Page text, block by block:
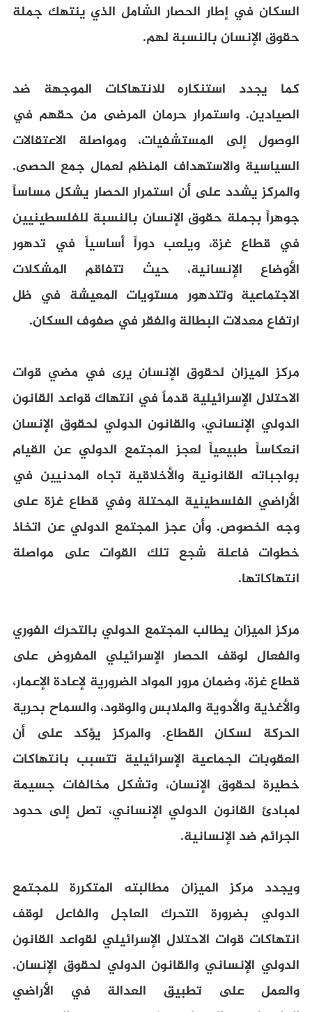
السكان في إطار الحصار الشامل الذي ينتهك جملة
حقوق الإنسان بالنسبة لهم.
كما يجدد استنكاره للانتهاكات الموجهة ضد
الصيادين. واستمرار حرمان المرضى من حقهم في
الوصول إلى المستشفيات، ومواصلة الاعتقالات
السياسية والاستهداف المنظم لعمال جمع الحصى.
والمركز يشدد على أن استمرار الحصار يشكل مساساً
جوهراً بجملة حقوق الإنسان بالنسبة للفلسطينيين
في قطاع غزة، ويلعب دوراً أساسياً في تدهور
الأوضاع الإنسانية، حيث تتفاقم المشكلات
الاجتماعية وتتدهور مستويات المعيشة في ظل
ارتفاع معدلات البطالة والفقر في صفوف السكان.
مركز الميزان لحقوق الإنسان يرى في مضي قوات
الاحتلال الإسرائيلية قدماً في انتهاك قواعد القانون
الدولي الإنساني، والقانون الدولي لحقوق الإنسان
انعكاساً طبيعياً لعجز المجتمع الدولي عن القيام
بواجباته القانونية والأخلاقية تجاه المدنيين في
الأراضي الفلسطينية المحتلة وفي قطاع غزة على
وجه الخصوص. وأن عجز المجتمع الدولي عن اتخاذ
خطوات فاعلة شجع تلك القوات على مواصلة
انتهاكاتها.
مركز الميزان يطالب المجتمع الدولي بالتحرك الفوري
والفعال لوقف الحصار الإسرائيلي المفروض على
قطاع غزة، وضمان مرور المواد الضرورية لإعادة الإعمار،
والأغذية والأدوية والملابس والوقود، والسماح بحرية
الحركة لسكان القطاع. والمركز يؤكد على أن
العقوبات الجماعية الإسرائيلية تتسبب بانتهاكات
خطيرة لحقوق الإنسان، وتشكل مخالفات جسيمة
لمبادئ القانون الدولي الإنساني، تصل إلى حدود
الجرائم ضد الإنسانية.
ويجدد مركز الميزان مطالبته المتكررة للمجتمع
الدولي بضرورة التحرك العاجل والفاعل لوقف
انتهاكات قوات الاحتلال الإسرائيلي لقواعد القانون
الدولي الإنساني والقانون الدولي لحقوق الإنسان.
والعمل على تطبيق العدالة في الأراضي